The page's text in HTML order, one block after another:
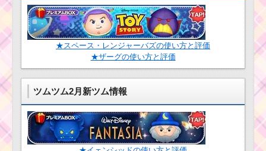
★スペース・レンジャーバズの使い方と評価
★ザーグの使い方と評価
ツムツム2月新ツム情報